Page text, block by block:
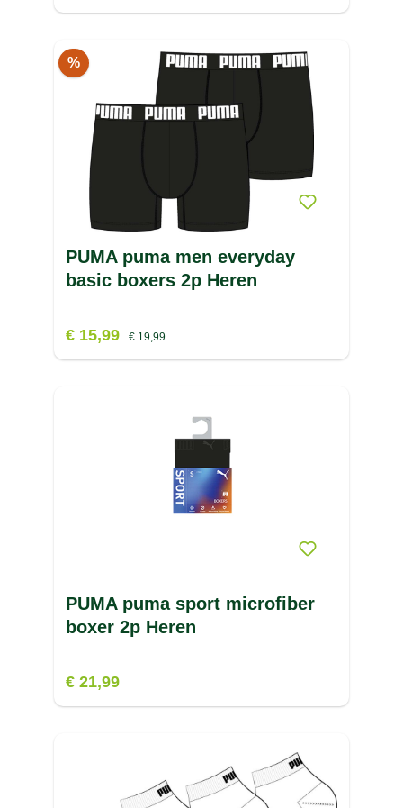
%
PUMA puma men everyday
basic boxers 2p Heren
€ 15,99 € 19,99
PUMA puma sport microfiber
boxer 2p Heren
€ 21,99